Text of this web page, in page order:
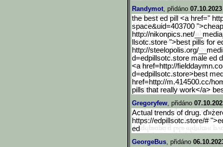
Randymot, přidáno
the best ed pill <a href="
space&uid=403700
http://nikonpics.net/
llsotc.store ">best pills for
http://steelopolis.org/__
d=edpillsotc.store male ed
<a href=http://
d=edpillsotc.store>best
href=http://m.414500.cc/
pills that really work</a>
Gregoryfew, přidáno
Actual trends of drug.
https://edpillsotc.store/#
ed
GeorgeBus, přidáno